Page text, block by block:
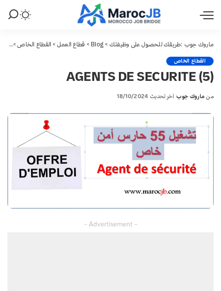
ماروك جوب :طريقك للحصول على وظيفتك >
Blog
> قطاع العمل > القطاع الخاص>
(5) AGENTS DE SECURITE
القطاع الخاص
(5) AGENTS DE SECURITE
Posted
من ماروك جوب آخر تحديث 18/10/2024
– Advertisement –